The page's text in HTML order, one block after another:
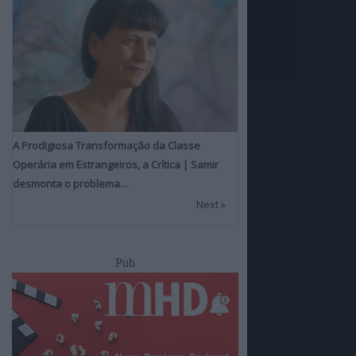
A Prodigiosa Transformação da Classe
Operária em Estrangeiros, a Crítica | Samir
desmonta o problema…
Next »
Pub